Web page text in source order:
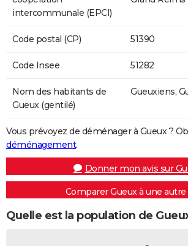
intercommunale (EPCI)
Code postal (CP) 51390
Code Insee 51282
Nom des habitants de
Gueux (gentilé)
Gueuxiens,
Vous prévoyez de déménager à Gueux ?
déménagement.
Donner mon avis sur
Comparer Gueux à une autre
Quelle est la population de